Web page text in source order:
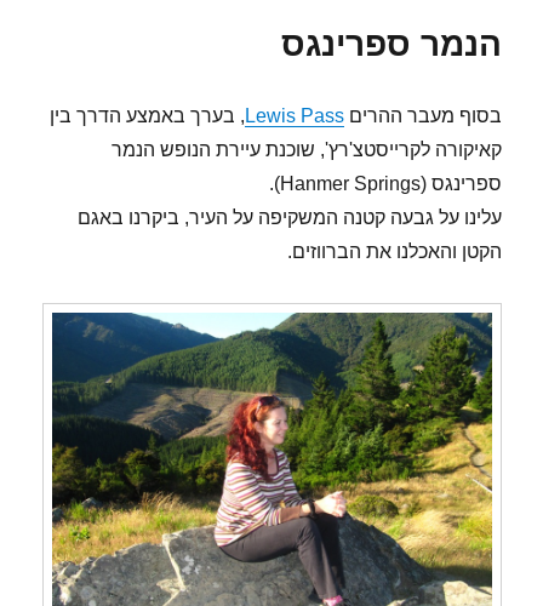
הנמר ספרינגס
בסוף מעבר ההריםLewis Pass , בערך באמצע הדרך בין
קאיקורה לקרייסטצ'רץ', שוכנת עיירת הנופש הנמר
ספרינגס (Hanmer Springs).
עלינו על גבעה קטנה המשקיפה על העיר, ביקרנו באגם
הקטן והאכלנו את הברווזים.